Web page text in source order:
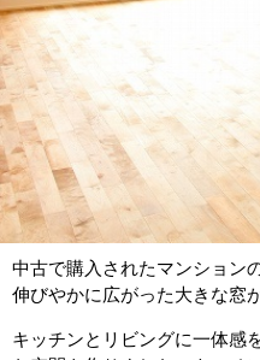
中古で購入されたマンション
伸びやかに広がった大きな窓
キッチンとリビングに一体感